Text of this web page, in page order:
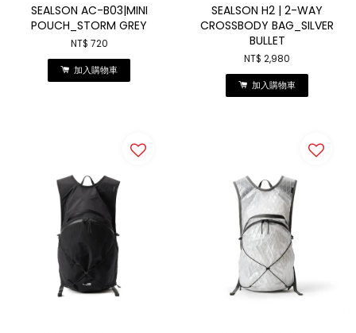
SEALSON AC-B03|MINI
POUCH_STORM GREY
NT$ 720
加入購物車
SEALSON H2 | 2-WAY
CROSSBODY BAG_SILVER
BULLET
NT$ 2,980
加入購物車